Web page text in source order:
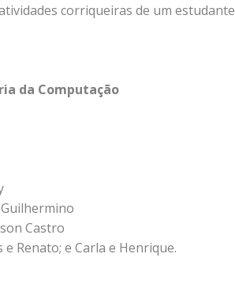
corriqueiras de um estudante
da Computação
Castro
Renato; e Carla e Henrique.